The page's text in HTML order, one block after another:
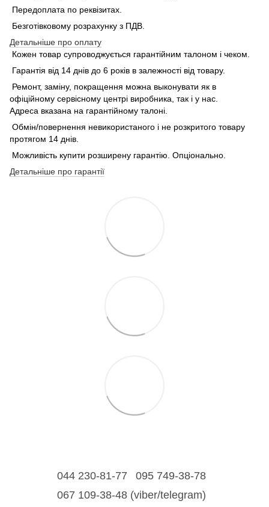
Передоплата по реквізитах.
Безготівковому розрахунку з ПДВ.
Детальніше про оплату
Кожен товар супроводжується гарантійним талоном і чеком.
Гарантія від 14 днів до 6 років в залежності від товару.
Ремонт, заміну, покращення можна выконувати як в
офіційному сервісному центрі виробника, так і у нас.
Адреса вказана на гарантійному талоні.
Обмін/повернення невикористаного і не розкритого товару
протягом 14 днів.
Можливість купити розширену гарантію. Опціонально.
Детальніше про гарантії
044 230-81-77
095 749-38-78
067 109-38-48 (viber/telegram)